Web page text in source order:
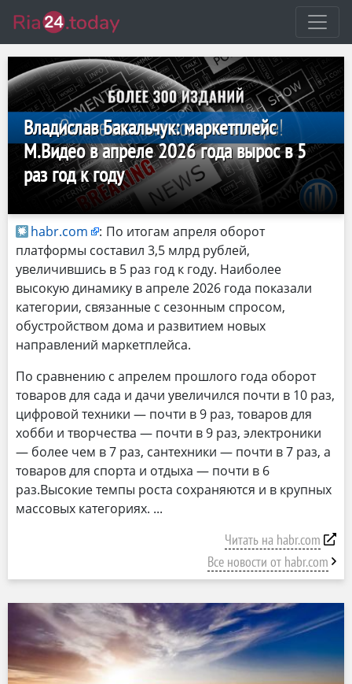
Владислав Бакальчук: маркетплейс
М.Видео в апреле 2026 года вырос в 5
раз год к году
habr.com : По итогам апреля оборот
платформы составил 3,5 млрд рублей,
увеличившись в 5 раз год к году. Наиболее
высокую динамику в апреле 2026 года показали
категории, связанные с сезонным спросом,
обустройством дома и развитием новых
направлений маркетплейса.
По сравнению с апрелем прошлого года оборот
товаров для сада и дачи увеличился почти в 10 раз,
цифровой техники — почти в 9 раз, товаров для
хобби и творчества — почти в 9 раз, электроники
— более чем в 7 раз, сантехники — почти в 7 раз, а
товаров для спорта и отдыха — почти в 6
раз.Высокие темпы роста сохраняются и в крупных
массовых категориях.
Читать на habr.com
Все новости от habr.com